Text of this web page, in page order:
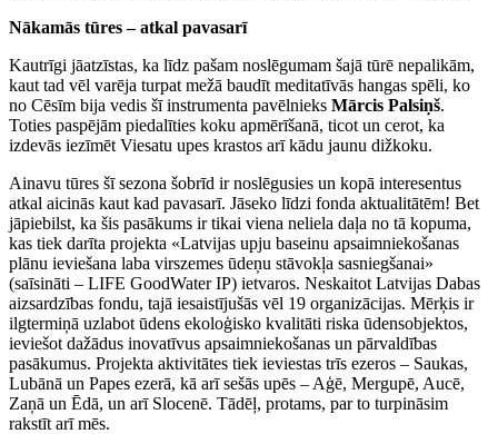
Nākamās tūres – atkal pavasarī
Kautrīgi jāatzīstas, ka līdz pašam noslēgumam šajā tūrē nepalikām,
kaut tad vēl varēja turpat mežā baudīt meditatīvās hangas spēli, ko
no Cēsīm bija vedis šī instrumenta pavēlnieks Mārcis Palsiņš.
Toties paspējām piedalīties koku apmērīšanā, ticot un cerot, ka
izdevās iezīmēt Viesatu upes krastos arī kādu jaunu dižkoku.
Ainavu tūres šī sezona šobrīd ir noslēgusies un kopā interesentus
atkal aicinās kaut kad pavasarī. Jāseko līdzi fonda aktualitātēm! Bet
jāpiebilst, ka šis pasākums ir tikai viena neliela daļa no tā kopuma,
kas tiek darīta projekta «Latvijas upju baseinu apsaimniekošanas
plānu ieviešana laba virszemes ūdeņu stāvokļa sasniegšanai»
(saīsināti – LIFE GoodWater IP) ietvaros. Neskaitot Latvijas Dabas
aizsardzības fondu, tajā iesaistījušās vēl 19 organizācijas. Mērķis ir
ilgtermiņā uzlabot ūdens ekoloģisko kvalitāti riska ūdensobjektos,
ieviešot dažādus inovatīvus apsaimniekošanas un pārvaldības
pasākumus. Projekta aktivitātes tiek ieviestas trīs ezeros – Saukas,
Lubānā un Papes ezerā, kā arī sešās upēs – Aģē, Mergupē, Aucē,
Zaņā un Ēdā, un arī Slocenē. Tādēļ, protams, par to turpināsim
rakstīt arī mēs.